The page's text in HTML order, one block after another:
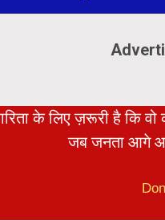
के लिए ज़रूरी है कि
जब जनता आगे